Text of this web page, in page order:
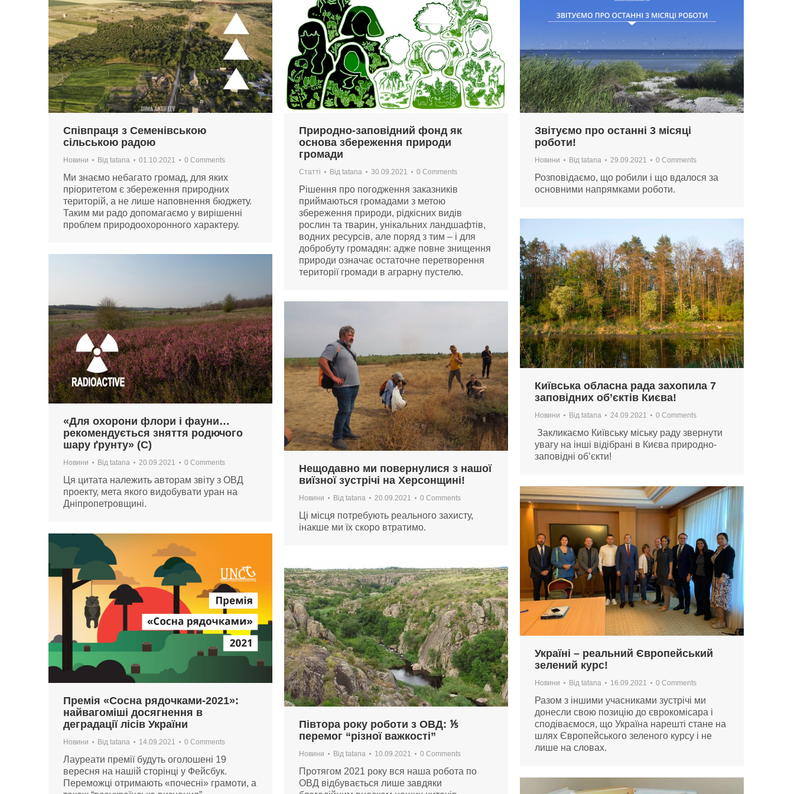
Співпраця з Семенівською
сільською радою
Новини Від tatana 01.10.2021 0 Comments
Ми знаємо небагато громад, для яких
пріоритетом є збереження природних
територій, а не лише наповнення бюджету.
Таким ми радо допомагаємо у вирішенні
проблем природоохоронного характеру.
Природно-заповідний фонд як
основа збереження природи
громади
Статті Від tatana 30.09.2021 0 Comments
Рішення про погодження заказників
приймаються громадами з метою
збереження природи, рідкісних видів
рослин та тварин, унікальних ландшафтів,
водних ресурсів, але поряд з тим – і для
добробуту громадян: адже повне знищення
природи означає остаточне перетворення
території громади в аграрну пустелю.
Звітуємо про останні 3 місяці
роботи!
Новини Від tatana 29.09.2021 0 Comments
Розповідаємо, що робили і що вдалося за
основними напрямками роботи.
Київська обласна рада захопила 7
заповідних об’єктів Києва!
Новини Від tatana 24.09.2021 0 Comments
Закликаємо Київську міську раду звернути
увагу на інші відібрані в Києва природно-
заповідні об’єкти!
«Для охорони флори і фауни…
рекомендується зняття родючого
шару ґрунту» (С)
Новини Від tatana 20.09.2021 0 Comments
Ця цитата належить авторам звіту з ОВД
проекту, мета якого видобувати уран на
Дніпропетровщині.
Нещодавно ми повернулися з нашої
виїзної зустрічі на Херсонщині!
Новини Від tatana 20.09.2021 0 Comments
Ці місця потребують реального захисту,
інакше ми їх скоро втратимо.
Україні – реальний Європейський
зелений курс!
Новини Від tatana 16.09.2021 0 Comments
Разом з іншими учасниками зустрічі ми
донесли свою позицію до єврокомісара і
сподіваємося, що Україна нарешті стане на
шлях Європейського зеленого курсу і не
лише на словах.
Премія «Сосна рядочками-2021»:
найвагоміші досягнення в
деградації лісів України
Новини Від tatana 14.09.2021 0 Comments
Лауреати премії будуть оголошені 19
вересня на нашій сторінці у Фейсбук.
Переможці отримають «почесні» грамоти, а
Півтора року роботи з ОВД: ⅕
перемог “різної важкості”
Новини Від tatana 10.09.2021 0 Comments
Протягом 2021 року вся наша робота по
ОВД відбувається лише завдяки